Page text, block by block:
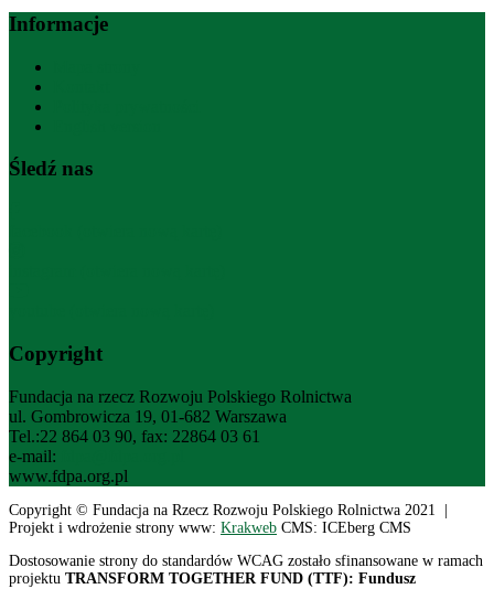
Informacje
Śledź nas
Copyright
Fundacja na rzecz Rozwoju Polskiego Rolnictwa
ul. Gombrowicza 19, 01-682 Warszawa
Tel.:22 864 03 90, fax: 22864 03 61
e-mail:
www.fdpa.org.pl
Copyright © Fundacja na Rzecz Rozwoju Polskiego Rolnictwa 2021 |
Projekt i wdrożenie strony www: Krakweb CMS: ICEberg CMS
Dostosowanie strony do standardów WCAG zostało sfinansowane w ramach
projektu TRANSFORM TOGETHER FUND (TTF): Fundusz